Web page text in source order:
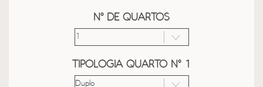
Nº DE QUARTOS
TIPOLOGIA QUARTO Nº 1